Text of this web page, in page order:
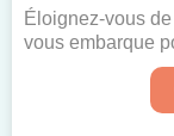
Éloignez-vous
vous embarque